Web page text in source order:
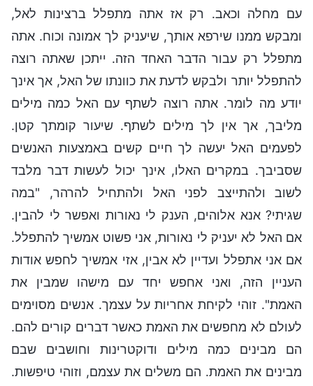
עם מחלה וכאב. רק אז אתה מתפלל ברצינות לאל,
ומבקש ממנו שירפא אותך, שיעניק לך אמונה וכוח. אתה
מתפלל רק עבור הדבר האחד הזה. ייתכן שאתה רוצה
להתפלל יותר ולבקש לדעת את כוונתו של האל, אך אינך
יודע מה לומר. אתה רוצה לשתף עם האל כמה מילים
מליבך, אך אין לך מילים לשתף. שיעור קומתך קטן.
לפעמים האל יעשה לך חיים קשים באמצעות האנשים
שסביבך. במקרים האלו, אינך יכול לעשות דבר מלבד
לשוב ולהתייצב לפני האל ולהתחיל להרהר, "במה
שגיתי? אנא אלוהים, הענק לי נאורות ואפשר לי להבין.
אם האל לא יעניק לי נאורות, אני פשוט אמשיך להתפלל.
אם אני אתפלל ועדיין לא אבין, אזי אמשיך לחפש אודות
העניין הזה, ואני אחפש יחד עם מישהו שמבין את
האמת". זוהי לקיחת אחריות על עצמך. אנשים מסוימים
לעולם לא מחפשים את האמת כאשר דברים קורים להם.
הם מבינים כמה מילים ודוקטרינות וחושבים שבם
מבינים את האמת. הם משלים את עצמם, וזוהי טיפשות.